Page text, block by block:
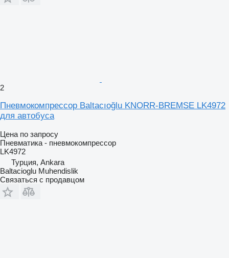
2
Пневмокомпрессор Baltacıoğlu KNORR-BREMSE LK4972
для автобуса
Цена по запросу
Пневматика - пневмокомпрессор
LK4972
Турция, Ankara
Baltacioglu Muhendislik
Связаться с продавцом